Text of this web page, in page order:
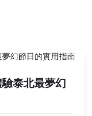
泰北最夢幻